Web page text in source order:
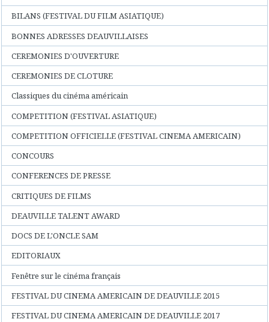
BILANS (FESTIVAL DU FILM ASIATIQUE)
BONNES ADRESSES DEAUVILLAISES
CEREMONIES D'OUVERTURE
CEREMONIES DE CLOTURE
Classiques du cinéma américain
COMPETITION (FESTIVAL ASIATIQUE)
COMPETITION OFFICIELLE (FESTIVAL CINEMA AMERICAIN)
CONCOURS
CONFERENCES DE PRESSE
CRITIQUES DE FILMS
DEAUVILLE TALENT AWARD
DOCS DE L'ONCLE SAM
EDITORIAUX
Fenêtre sur le cinéma français
FESTIVAL DU CINEMA AMERICAIN DE DEAUVILLE 2015
FESTIVAL DU CINEMA AMERICAIN DE DEAUVILLE 2017